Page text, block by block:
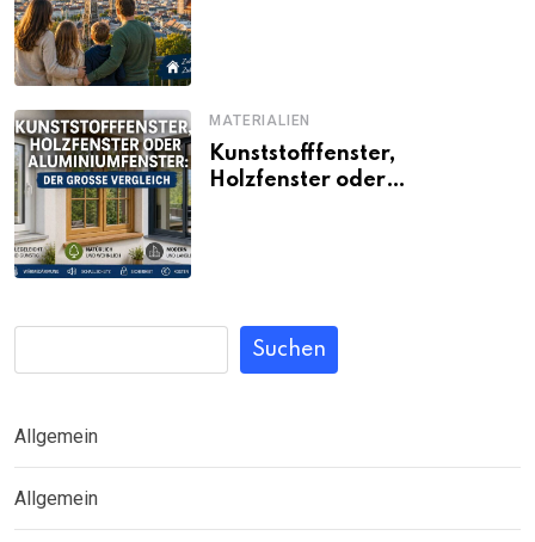
MATERIALIEN
Kunststofffenster,
Holzfenster oder
Suchen
Allgemein
Allgemein